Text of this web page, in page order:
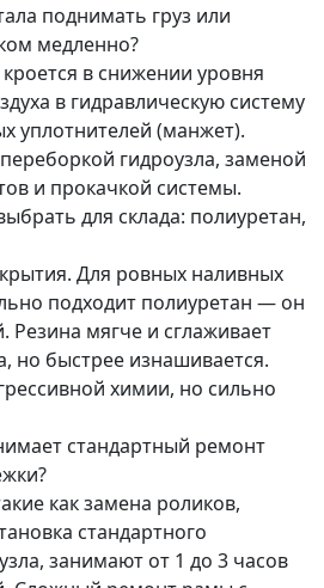
поднимать груз или
медленно?
в снижении уровня
в гидравлическую систему
уплотнителей (манжет).
гидроузла, заменой
и прокачкой системы.
для склада: полиуретан,
Для ровных наливных
подходит полиуретан — он
Резина мягче и сглаживает
но быстрее изнашивается.
химии, но сильно
стандартный ремонт
как замена роликов,
стандартного
занимают от 1 до 3 часов